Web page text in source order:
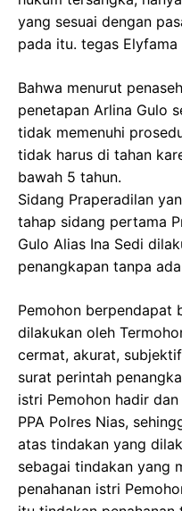
yang sesuai dengan
pada itu. tegas Elyfama
Bahwa menurut
penetapan Arlina Gulo
tidak memenuhi
tidak harus di tahan
bawah 5 tahun.
Sidang Praperadilan
tahap sidang pertama
Gulo Alias Ina Sedi
penangkapan tanpa
Pemohon berpendapat
dilakukan oleh
cermat, akurat,
surat perintah
istri Pemohon hadir
PPA Polres Nias,
atas tindakan yang
sebagai tindakan yang
penahanan istri